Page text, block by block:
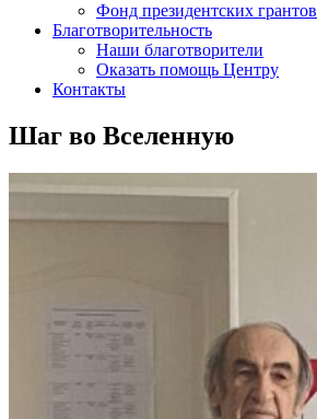
Фонд президентских грантов
Благотворительность
Наши благотворители
Оказать помощь Центру
Контакты
Шаг во Вселенную